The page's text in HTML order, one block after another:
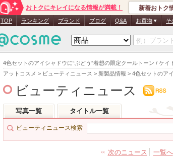
4色セットのアイシャドウに“ぶどう”着想の限定クールトーン / ケイ
アットコスメ > ビューティニュース > 新製品情報 > 4色セットのア
おトクにキレイになる情報が満載！ 新着おトク
TOP ランキング ブランド ブログ Q&A お買物 そ
ビューティニュース
写真一覧 タイトル一覧
ビューティニュース検索
次のニュース 一覧へ